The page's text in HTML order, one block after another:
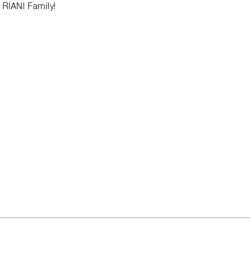
Family!